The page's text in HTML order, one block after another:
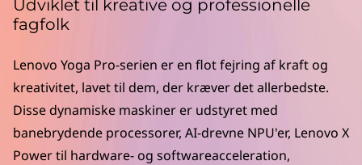
e
n
Udviklet til kreative og professionelle
fagfolk
Lenovo Yoga Pro-serien er en flot fejring af kraft og
kreativitet, lavet til dem, der kræver det allerbedste.
Disse dynamiske maskiner er udstyret med
banebrydende processorer, AI-drevne NPU'er, Lenovo X
Power til hardware- og softwareacceleration,